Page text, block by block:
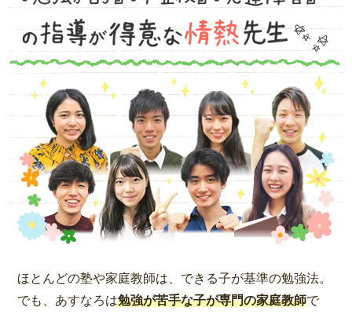
ほとんどの塾や家庭教師は、できる子が基準の勉強法。
でも、あすなろは勉強が苦手な子が専門の家庭教師で